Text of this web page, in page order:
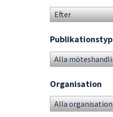
sökresultat
Publikationstyp
Organisation